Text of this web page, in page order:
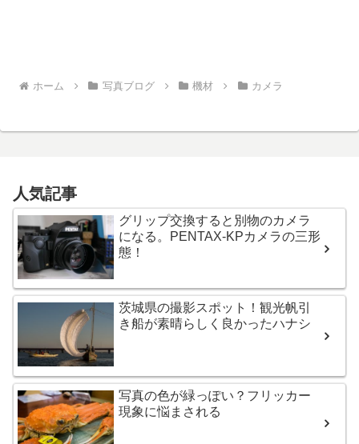
ホーム 写真ブログ 機材 カメラ
人気記事
グリップ交換すると別物のカメラ
になる。PENTAX-KPカメラの三形
態！
茨城県の撮影スポット！観光帆引
き船が素晴らしく良かったハナシ
写真の色が緑っぽい？フリッカー
現象に悩まされる